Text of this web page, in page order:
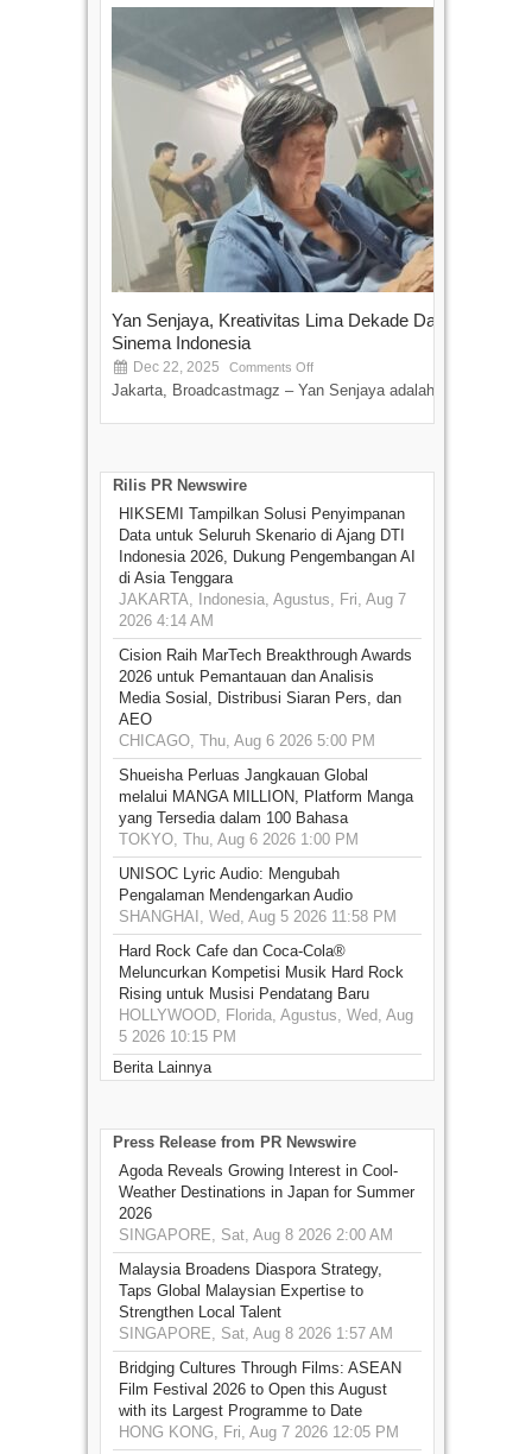
Yan Senjaya, Kreativitas Lima Dekade Dalam
Sinema Indonesia
Dec 22, 2025 Comments Off
Jakarta, Broadcastmagz – Yan Senjaya adalah...
Rilis PR Newswire
HIKSEMI Tampilkan Solusi Penyimpanan
Data untuk Seluruh Skenario di Ajang DTI
Indonesia 2026, Dukung Pengembangan AI
di Asia Tenggara
JAKARTA, Indonesia, Agustus, Fri, Aug 7
2026 4:14 AM
Cision Raih MarTech Breakthrough Awards
2026 untuk Pemantauan dan Analisis
Media Sosial, Distribusi Siaran Pers, dan
AEO
CHICAGO, Thu, Aug 6 2026 5:00 PM
Shueisha Perluas Jangkauan Global
melalui MANGA MILLION, Platform Manga
yang Tersedia dalam 100 Bahasa
TOKYO, Thu, Aug 6 2026 1:00 PM
UNISOC Lyric Audio: Mengubah
Pengalaman Mendengarkan Audio
SHANGHAI, Wed, Aug 5 2026 11:58 PM
Hard Rock Cafe dan Coca-Cola®
Meluncurkan Kompetisi Musik Hard Rock
Rising untuk Musisi Pendatang Baru
HOLLYWOOD, Florida, Agustus, Wed, Aug
5 2026 10:15 PM
Berita Lainnya
Press Release from PR Newswire
Agoda Reveals Growing Interest in Cool-
Weather Destinations in Japan for Summer
2026
SINGAPORE, Sat, Aug 8 2026 2:00 AM
Malaysia Broadens Diaspora Strategy,
Taps Global Malaysian Expertise to
Strengthen Local Talent
SINGAPORE, Sat, Aug 8 2026 1:57 AM
Bridging Cultures Through Films: ASEAN
Film Festival 2026 to Open this August
with its Largest Programme to Date
HONG KONG, Fri, Aug 7 2026 12:05 PM